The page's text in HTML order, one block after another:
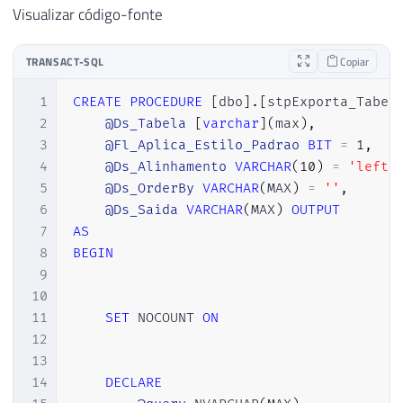
Visualizar código-fonte
TRANSACT-SQL Copiar
1
2
3
4
5
6
7
8
9
10
11
12
13
14
CREATE PROCEDURE dbo .
@Ds_Tabela
varchar (max ) ,
@Fl_Aplica_Estilo_Padrao BIT = 1 ,
@Ds_Alinhamento VARCHAR( 10 ) = 'left'
@Ds_OrderBy VARCHAR(MAX) = '' ,
@Ds_Saida VARCHAR(MAX) OUTPUT
AS
BEGIN
SET NOCOUNT ON
DECLARE